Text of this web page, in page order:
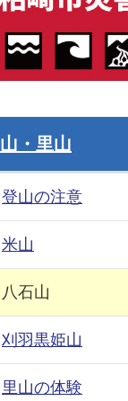
山・里山
登山の注意
米山
八石山
刈羽黒姫山
里山の体験